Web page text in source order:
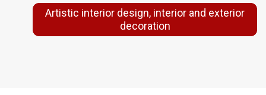
Artistic interior design, interior and exterior
decoration